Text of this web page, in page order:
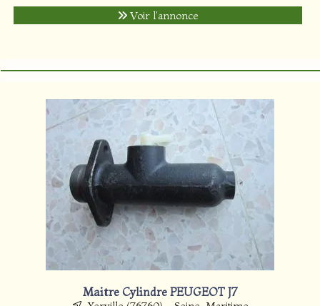
Voir l'annonce
Maitre Cylindre PEUGEOT J7